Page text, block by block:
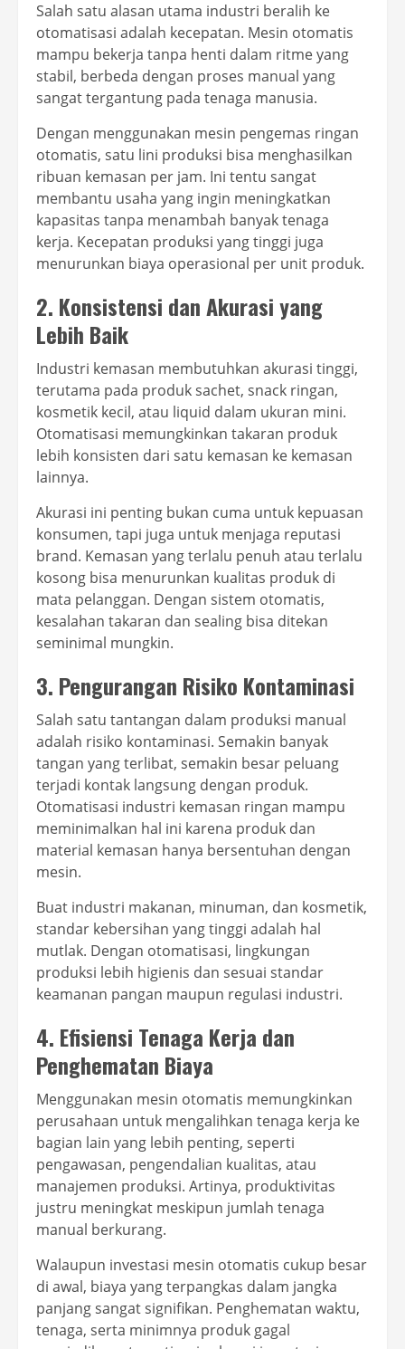
Salah satu alasan utama industri beralih ke
otomatisasi adalah kecepatan. Mesin otomatis
mampu bekerja tanpa henti dalam ritme yang
stabil, berbeda dengan proses manual yang
sangat tergantung pada tenaga manusia.
Dengan menggunakan mesin pengemas ringan
otomatis, satu lini produksi bisa menghasilkan
ribuan kemasan per jam. Ini tentu sangat
membantu usaha yang ingin meningkatkan
kapasitas tanpa menambah banyak tenaga
kerja. Kecepatan produksi yang tinggi juga
menurunkan biaya operasional per unit produk.
2. Konsistensi dan Akurasi yang
Lebih Baik
Industri kemasan membutuhkan akurasi tinggi,
terutama pada produk sachet, snack ringan,
kosmetik kecil, atau liquid dalam ukuran mini.
Otomatisasi memungkinkan takaran produk
lebih konsisten dari satu kemasan ke kemasan
lainnya.
Akurasi ini penting bukan cuma untuk kepuasan
konsumen, tapi juga untuk menjaga reputasi
brand. Kemasan yang terlalu penuh atau terlalu
kosong bisa menurunkan kualitas produk di
mata pelanggan. Dengan sistem otomatis,
kesalahan takaran dan sealing bisa ditekan
seminimal mungkin.
3. Pengurangan Risiko Kontaminasi
Salah satu tantangan dalam produksi manual
adalah risiko kontaminasi. Semakin banyak
tangan yang terlibat, semakin besar peluang
terjadi kontak langsung dengan produk.
Otomatisasi industri kemasan ringan mampu
meminimalkan hal ini karena produk dan
material kemasan hanya bersentuhan dengan
mesin.
Buat industri makanan, minuman, dan kosmetik,
standar kebersihan yang tinggi adalah hal
mutlak. Dengan otomatisasi, lingkungan
produksi lebih higienis dan sesuai standar
keamanan pangan maupun regulasi industri.
4. Efisiensi Tenaga Kerja dan
Penghematan Biaya
Menggunakan mesin otomatis memungkinkan
perusahaan untuk mengalihkan tenaga kerja ke
bagian lain yang lebih penting, seperti
pengawasan, pengendalian kualitas, atau
manajemen produksi. Artinya, produktivitas
justru meningkat meskipun jumlah tenaga
manual berkurang.
Walaupun investasi mesin otomatis cukup besar
di awal, biaya yang terpangkas dalam jangka
panjang sangat signifikan. Penghematan waktu,
tenaga, serta minimnya produk gagal